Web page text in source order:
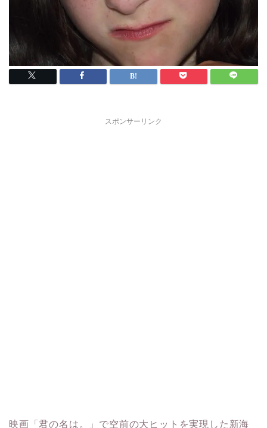
スポンサーリンク
映画「君の名は。」で空前の大ヒットを実現した新海